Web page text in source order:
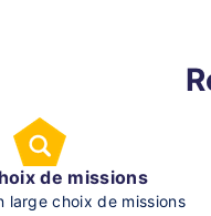
de missions
large choix de missions